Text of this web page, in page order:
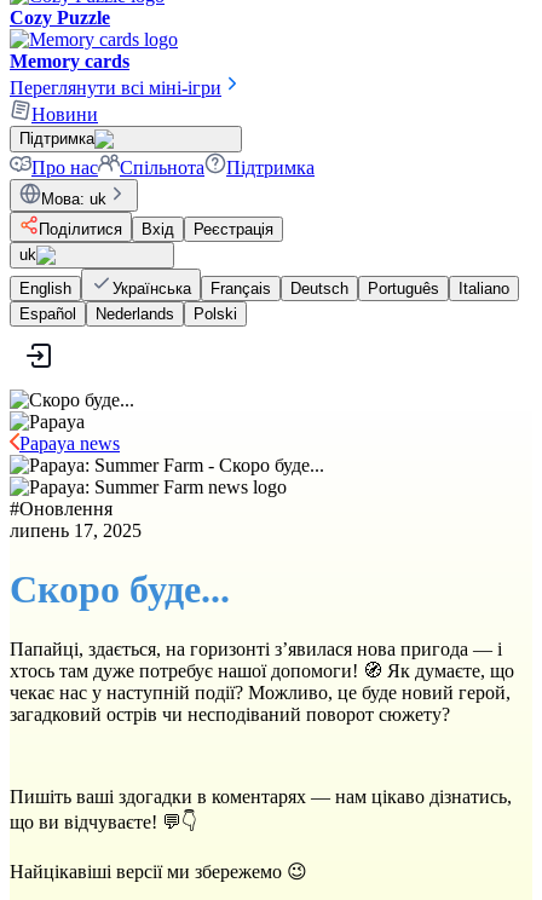
Cozy Puzzle
Memory cards
Переглянути всі міні-ігри
Новини
Підтримка
Про нас Спільнота Підтримка
Мова: uk
Поділитися
Вхід
Реєстрація
uk
English
Українська Français Deutsch Português
Italiano
Español
Nederlands Polski
Papaya news
#Оновлення
липень 17, 2025
Скоро буде...
Папайці, здається, на горизонті з’явилася нова пригода — і
хтось там дуже потребує нашої допомоги! 🧭 Як думаєте, що
чекає нас у наступній події? Можливо, це буде новий герой,
загадковий острів чи несподіваний поворот сюжету?
Пишіть ваші здогадки в коментарях — нам цікаво дізнатись,
що ви відчуваєте! 💬👇
Найцікавіші версії ми збережемо 😉